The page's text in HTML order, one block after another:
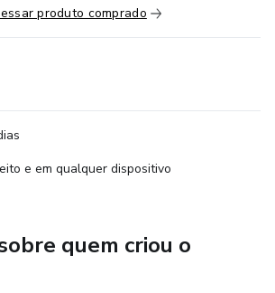
produto comprado
e em qualquer dispositivo
quem criou o